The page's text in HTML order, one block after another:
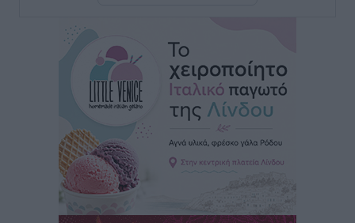
Τοπικές Ειδήσεις
Κικίλιας: Μειώθηκαν κατά 34% οι μεταναστευτικές
ροές στα θαλάσσια σύνορα
πριν 12 ώρες
Κως: Γερμανός τουρίστας κέρδισε αποζημίωση 900
ευρώ επειδή δεν βρήκε ξαπλώστρες στις
οικογενειακές διακοπές του
Τοπικές Ειδήσεις• πριν 12 ώρες